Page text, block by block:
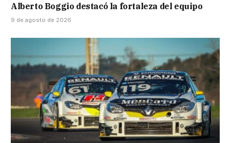
Alberto Boggio destacó la fortaleza del equipo
9 de agosto de 2026